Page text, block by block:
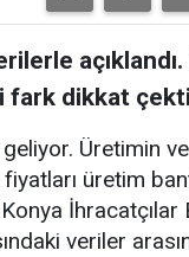
fark dikkat
Üretimin ve
üretim
İhracatçılar
veriler